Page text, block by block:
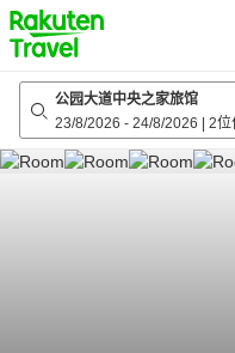
to
top
page
公园大道中央之家旅馆
23/8/2026 - 24/8/2026 2位